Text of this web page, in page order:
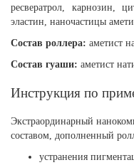
ресвератрол, карнозин,
эластин, наночастицы
Состав роллера: аметист
Состав гуаши: аметист
Инструкция по
Экстраординарный
составом, дополненный
устранения